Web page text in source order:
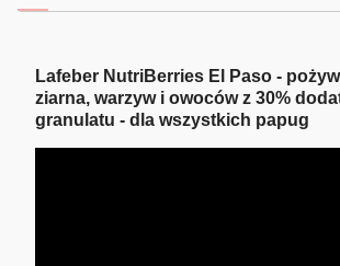
Lafeber NutriBerries El Paso -
ziarna, warzyw i owoców z 30%
granulatu - dla wszystkich papug